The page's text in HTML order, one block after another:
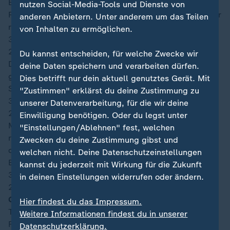
Bremen aktiv, versucht es einfach mal aus der zweiten
Reihe. Sein Schuss aus halbrechter Position zischt aber
rund einen Meter über den Querbalken.
38′
22:40
Die Partie ist derzeit etwas zerfahren. Im Mittelfeld
geht beiden Teams der Ball schnell verloren, ein
Spielfluss kommt kaum zustande.
36′
22:39
Mit einer schönen Drehung lässt Amad Diallo im
rechten Halbfeld Jürgen Locadia stehen. Direkt
danach holt ihn Sherel Floranus jedoch von den
Beinen. Dafür gibt es natürlich einen Freistoß.
34′
22:37
Gelbe Karte für Nicolas Pépé (Elfenbeinküste)
Torschütze Nicolas Pépé muss sich nach einem
Foulspiel an Tahith Chong die erste Gelbe Karte des
nutzen Social-Media-Tools und Dienste von
anderen Anbietern. Unter anderem um das Teilen
von Inhalten zu ermöglichen.
Du kannst entscheiden, für welche Zwecke wir
deine Daten speichern und verarbeiten dürfen.
Dies betrifft nur dein aktuell genutztes Gerät. Mit
"Zustimmen" erklärst du deine Zustimmung zu
unserer Datenverarbeitung, für die wir deine
Einwilligung benötigen. Oder du legst unter
"Einstellungen/Ablehnen" fest, welchen
Zwecken du deine Zustimmung gibst und
welchen nicht. Deine Datenschutzeinstellungen
kannst du jederzeit mit Wirkung für die Zukunft
in deinen Einstellungen widerrufen oder ändern.
Hier findest du das Impressum.
Weitere Informationen findest du in unserer
Datenschutzerklärung.